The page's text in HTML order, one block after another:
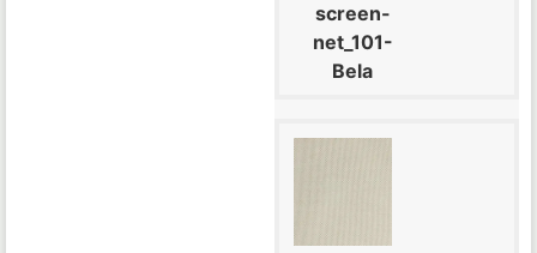
screen-
net_101-
Bela